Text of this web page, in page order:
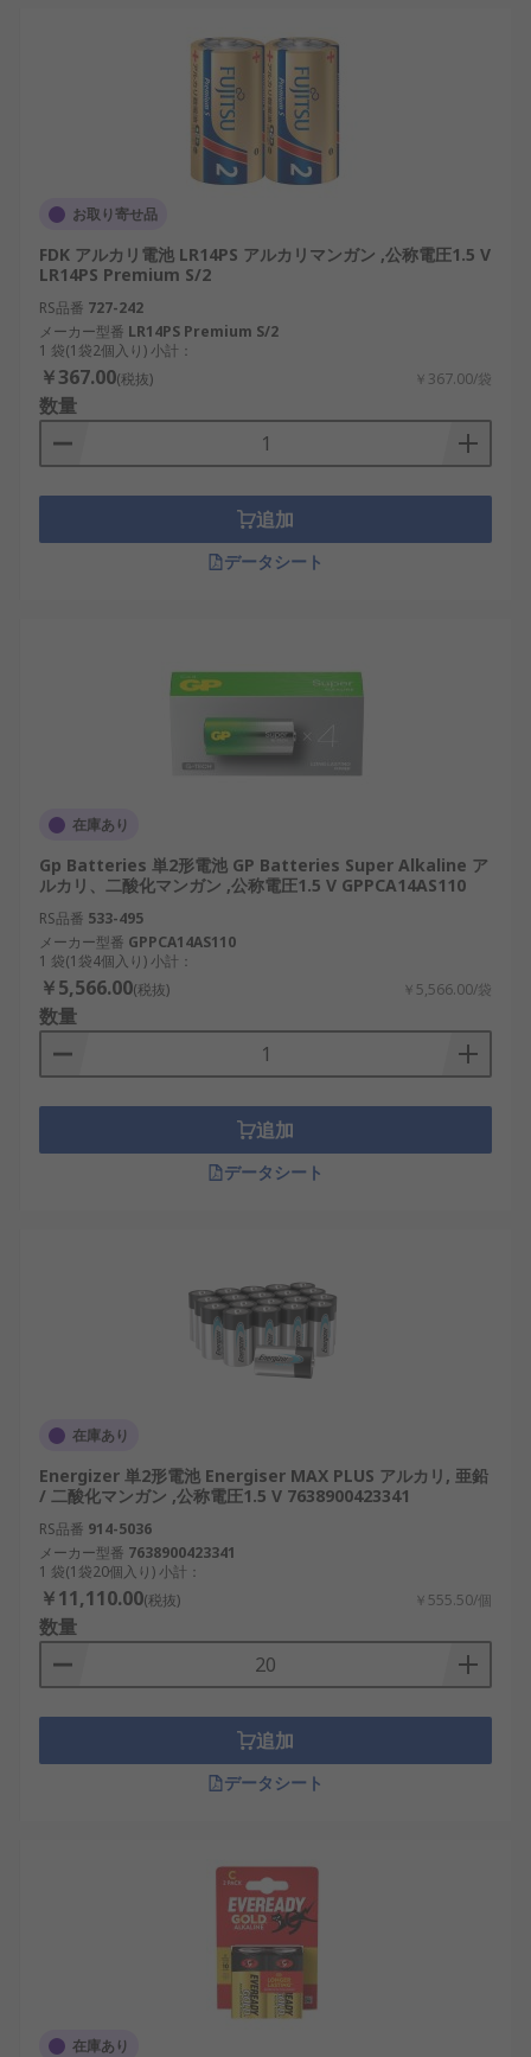
お取り寄せ品
FDK アルカリ電池 LR14PS アルカリマンガン ,公称電圧1.5 V
LR14PS Premium S/2
RS品番 727-242
メーカー型番 LR14PS Premium S/2
1 袋(1袋2個入り) 小計：
￥367.00(税抜) ￥367.00/袋
数量
追加
データシート
在庫あり
Gp Batteries 単2形電池 GP Batteries Super Alkaline ア
ルカリ、二酸化マンガン ,公称電圧1.5 V GPPCA14AS110
RS品番 533-495
メーカー型番 GPPCA14AS110
1 袋(1袋4個入り) 小計：
￥5,566.00(税抜) ￥5,566.00/袋
数量
追加
データシート
在庫あり
Energizer 単2形電池 Energiser MAX PLUS アルカリ, 亜鉛
/ 二酸化マンガン ,公称電圧1.5 V 7638900423341
RS品番 914-5036
メーカー型番 7638900423341
1 袋(1袋20個入り) 小計：
￥11,110.00(税抜) ￥555.50/個
数量
追加
データシート
在庫あり